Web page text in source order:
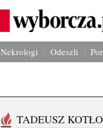
Nekrologi Odeszli
TADEUSZ